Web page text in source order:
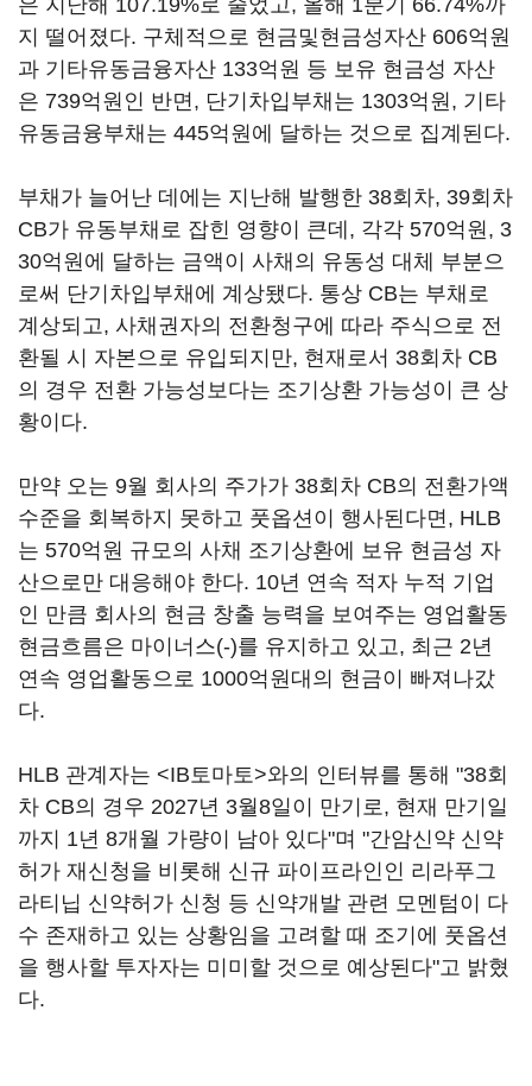
은 지난해 107.19%로 줄었고, 올해 1분기 66.74%까
지 떨어졌다. 구체적으로 현금및현금성자산 606억원
과 기타유동금융자산 133억원 등 보유 현금성 자산
은 739억원인 반면, 단기차입부채는 1303억원, 기타
유동금융부채는 445억원에 달하는 것으로 집계된다.
부채가 늘어난 데에는 지난해 발행한 38회차, 39회차
CB가 유동부채로 잡힌 영향이 큰데, 각각 570억원, 3
30억원에 달하는 금액이 사채의 유동성 대체 부분으
로써 단기차입부채에 계상됐다. 통상 CB는 부채로
계상되고, 사채권자의 전환청구에 따라 주식으로 전
환될 시 자본으로 유입되지만, 현재로서 38회차 CB
의 경우 전환 가능성보다는 조기상환 가능성이 큰 상
황이다.
만약 오는 9월 회사의 주가가 38회차 CB의 전환가액
수준을 회복하지 못하고 풋옵션이 행사된다면, HLB
는 570억원 규모의 사채 조기상환에 보유 현금성 자
산으로만 대응해야 한다. 10년 연속 적자 누적 기업
인 만큼 회사의 현금 창출 능력을 보여주는 영업활동
현금흐름은 마이너스(-)를 유지하고 있고, 최근 2년
연속 영업활동으로 1000억원대의 현금이 빠져나갔
다.
HLB 관계자는 <IB토마토>와의 인터뷰를 통해 "38회
차 CB의 경우 2027년 3월8일이 만기로, 현재 만기일
까지 1년 8개월 가량이 남아 있다"며 "간암신약 신약
허가 재신청을 비롯해 신규 파이프라인인 리라푸그
라티닙 신약허가 신청 등 신약개발 관련 모멘텀이 다
수 존재하고 있는 상황임을 고려할 때 조기에 풋옵션
을 행사할 투자자는 미미할 것으로 예상된다"고 밝혔
다.